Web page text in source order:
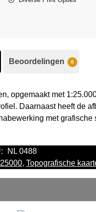
Beoordelingen 0
opgemaakt met
Daarnaast heeft de
met grafische
NL 0488
, Topografische